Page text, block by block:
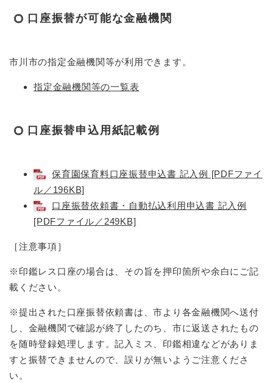
口座振替が可能な金融機関
市川市の指定金融機関等が利用できます。
指定金融機関等の一覧表
口座振替申込用紙記載例
保育園保育料口座振替申込書 記入例 [PDFファイ
ル／196KB]
口座振替依頼書・自動払込利用申込書 記入例
[PDFファイル／249KB]
［注意事項］
※印鑑レス口座の場合は、その旨を押印箇所や余白にご記
載ください。
※提出された口座振替依頼書は、市より各金融機関へ送付
し、金融機関で確認が終了したのち、市に返送されたもの
を随時登録処理します。記入ミス、印鑑相違などがありま
すと振替できませんので、誤りが無いようご注意くださ
い。